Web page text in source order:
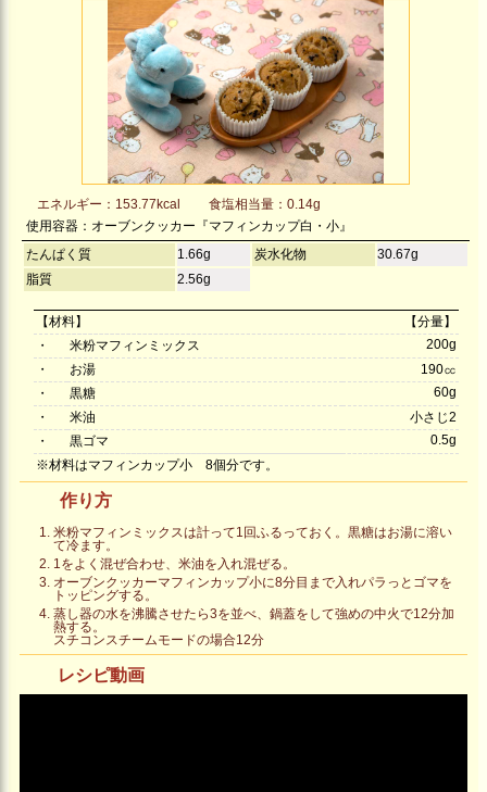
エネルギー：153.77kcal
食塩相当量：0.14g
使用容器：オーブンクッカー『マフィンカップ白・小』
たんぱく質
1.66g 炭水化物
30.67g
脂質
2.56g
【材料】
【分量】
・
米粉マフィンミックス
200g
・
お湯
190㏄
・
黒糖
60g
・
米油
小さじ2
・
黒ゴマ
0.5g
※材料はマフィンカップ小 8個分です。
作り方
米粉マフィンミックスは計って1回ふるっておく。黒糖はお湯に溶い
て冷ます。
1をよく混ぜ合わせ、米油を入れ混ぜる。
オーブンクッカーマフィンカップ小に8分目まで入れパラっとゴマを
トッピングする。
蒸し器の水を沸騰させたら3を並べ、鍋蓋をして強めの中火で12分加
熱する。
スチコンスチームモードの場合12分
レシピ動画